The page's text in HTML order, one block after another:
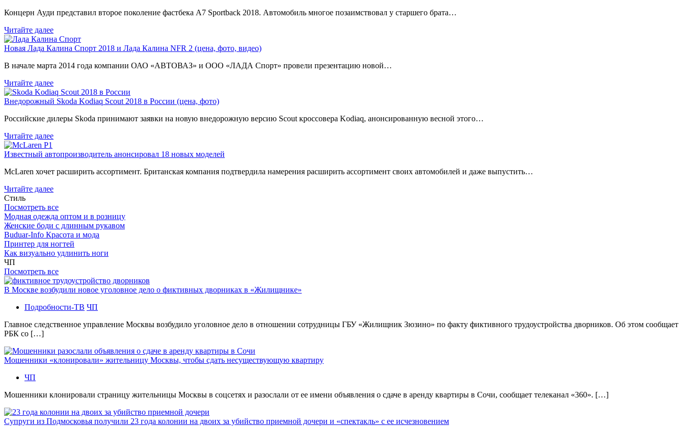
Концерн Ауди представил второе поколение фастбека A7 Sportback 2018. Автомобиль многое позаимствовал у старшего брата…
Читайте далее
Новая Лада Калина Спорт 2018 и Лада Калина NFR 2 (цена, фото, видео)
В начале марта 2014 года компании ОАО «АВТОВАЗ» и ООО «ЛАДА Спорт» провели презентацию новой…
Читайте далее
Внедорожный Skoda Kodiaq Scout 2018 в России (цена, фото)
Российские дилеры Skoda принимают заявки на новую внедорожную версию Scout кроссовера Kodiaq, анонсированную весной этого…
Читайте далее
Известный автопроизводитель анонсировал 18 новых моделей
McLaren хочет расширить ассортимент. Британская компания подтвердила намерения расширить ассортимент своих автомобилей и даже выпустить…
Читайте далее
Стиль
Посмотреть все
Модная одежда оптом и в розницу
Женские боди с длинным рукавом
Buduar-Info Красота и мода
Принтер для ногтей
Как визуально удлинить ноги
ЧП
Посмотреть все
В Москве возбудили новое уголовное дело о фиктивных дворниках в «Жилищнике»
Подробности-ТВ ЧП
Главное следственное управление Москвы возбудило уголовное дело в отношении сотрудницы ГБУ «Жилищник Зюзино» по факту фиктивного трудоустройства дворников. Об этом сообщает
РБК со […]
Мошенники «клонировали» жительницу Москвы, чтобы сдать несуществующую квартиру
ЧП
Мошенники клонировали страницу жительницы Москвы в соцсетях и разослали от ее имени объявления о сдаче в аренду квартиры в Сочи, сообщает телеканал «360». […]
Супруги из Подмосковья получили 23 года колонии на двоих за убийство приемной дочери и «спектакль» с ее исчезновением